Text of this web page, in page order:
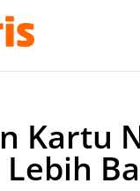
Kartu